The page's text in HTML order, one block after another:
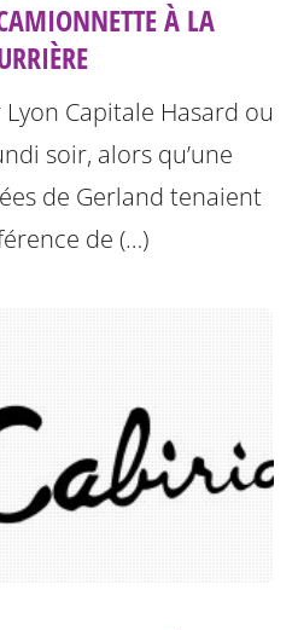
À LA
Capitale Hasard ou
soir, alors qu’une
de Gerland tenaient
de (…)